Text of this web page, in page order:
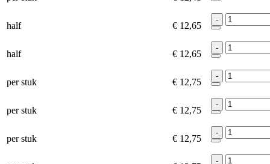
half € 12,65
-
half € 12,65
-
per stuk € 12,75
-
per stuk € 12,75
-
per stuk € 12,75
-
-